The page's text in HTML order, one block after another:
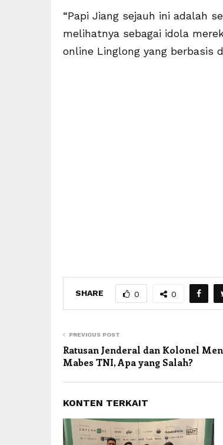
“Papi Jiang sejauh ini adalah
melihatnya sebagai idola
online Linglong yang berbasis
SHARE 0 0
PREVIOUS POST
Ratusan Jenderal dan Kolonel
Mabes TNI, Apa yang Salah?
KONTEN TERKAIT